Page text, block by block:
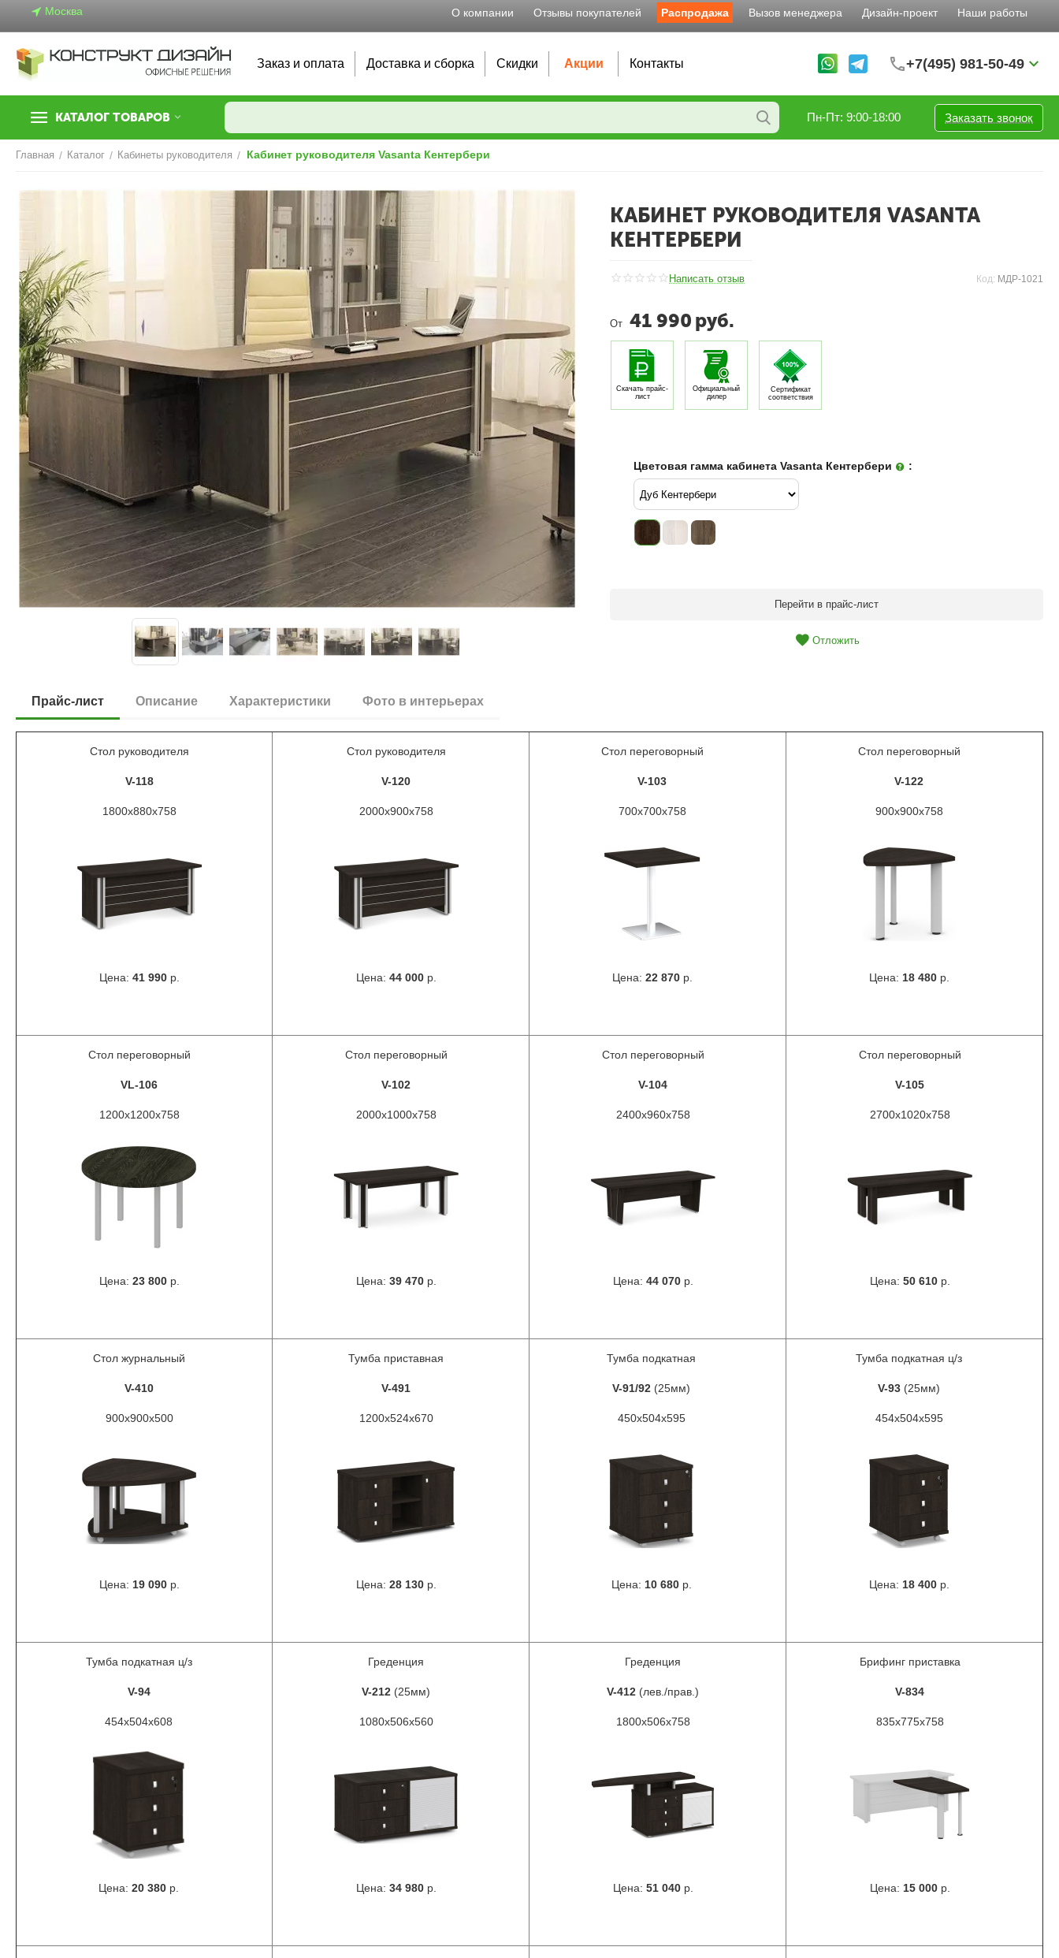
Москва О компании Отзывы покупателей Распродажа Вызов менеджера Дизайн-проект Наши работы
Заказ и оплата Доставка и сборка Скидки Акции Контакты +7(495) 981-50-49
КАТАЛОГ ТОВАРОВ Заказать звонок
Пн-Пт: 9:00-18:00
Главная / Каталог / Кабинеты руководителя / Кабинет руководителя Vasanta Кентербери
КАБИНЕТ РУКОВОДИТЕЛЯ VASANTA
КЕНТЕРБЕРИ
Написать отзыв Код: МДР-1021
От 41 990 руб.
Скачать прайс-
лист
Официальный
дилер
Сертификат
соответствия
Цветовая гамма кабинета Vasanta Кентербери :
Перейти в прайс-лист
Отложить
Прайс-лист Описание Характеристики Фото в интерьерах
Стол руководителя
V-118
1800х880х758
Цена: 41 990 р.
Стол руководителя
V-120
2000x900x758
Цена: 44 000р.
Стол переговорный
V-103
700x700x758
Цена: 22 870р.
Стол переговорный
V-122
900x900x758
Цена: 18 480р.
Стол переговорный
VL-106
1200x1200x758
Цена: 23 800р.
Стол переговорный
V-102
2000х1000х758
Цена: 39 470р.
Стол переговорный
V-104
2400х960х758
Цена: 44 070р.
Стол переговорный
V-105
2700х1020х758
Цена: 50 610р.
Стол журнальный
V-410
900х900х500
Цена: 19 090р.
Тумба приставная
V-491
1200x524x670
Цена: 28 130р.
Тумба подкатная
V-91/92 (25мм)
450x504x595
Цена: 10 680р.
Тумба подкатная ц/з
V-93 (25мм)
454х504х595
Цена: 18 400р.
Тумба подкатная ц/з
V-94
454х504х608
Цена: 20 380 р.
Греденция
V-212 (25мм)
1080х506х560
Цена: 34 980р.
Греденция
V-412 (лев./прав.)
1800х506х758
Цена: 51 040р.
Брифинг приставка
V-834
835x775x758
Цена: 15 000р.